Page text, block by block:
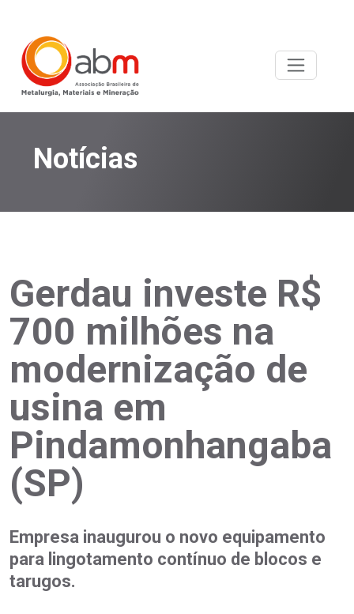
Notícias
Gerdau investe R$
700 milhões na
modernização de
usina em
Pindamonhangaba
(SP)
Empresa inaugurou o novo equipamento
para lingotamento contínuo de blocos e
tarugos.